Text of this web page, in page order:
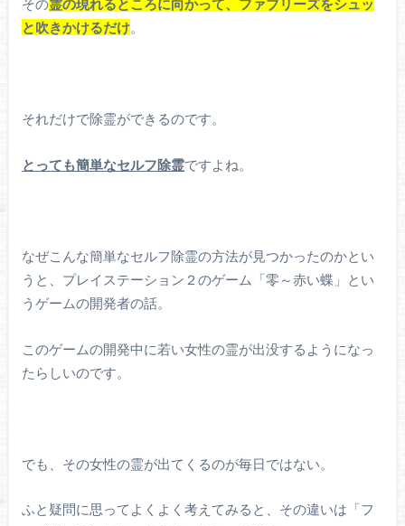
その霊の現れるところに向かって、ファブリーズをシュッ
と吹きかけるだけ。
それだけで除霊ができるのです。
とっても簡単なセルフ除霊ですよね。
なぜこんな簡単なセルフ除霊の方法が見つかったのかとい
うと、プレイステーション２のゲーム「零～赤い蝶」とい
うゲームの開発者の話。
このゲームの開発中に若い女性の霊が出没するようになっ
たらしいのです。
でも、その女性の霊が出てくるのが毎日ではない。
ふと疑問に思ってよくよく考えてみると、その違いは「フ